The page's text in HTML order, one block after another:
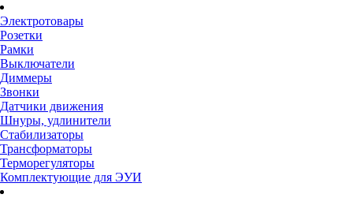
Электротовары
Розетки
Рамки
Выключатели
Диммеры
Звонки
Датчики движения
Шнуры, удлинители
Стабилизаторы
Трансформаторы
Терморегуляторы
Комплектующие для ЭУИ